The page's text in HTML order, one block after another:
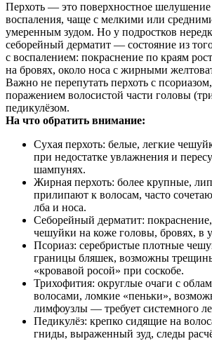
Перхоть — это поверхностное
воспаления, чаще с мелкими или
умеренным зудом. Но у подростков
себорейный дерматит — состояние из
с воспалением: покраснение по краям
на бровях, около носа с жирными
Важно не перепутать перхоть с
поражением волосистой части головы
педикулёзом.
На что обратить внимание:
Сухая перхоть: белые, легкие
при недостатке увлажнения и
шампунях.
Жирная перхоть: более крупные,
прилипают к волосам, часто
лба и носа.
Себорейный дерматит:
чешуйки на коже головы, бровях, в
Псориаз: серебристые плотные
границы бляшек, возможны
«кровавой росой» при соскобе.
Трихофития: округлые очаги с
волосами, ломкие «пеньки»,
лимфоузлы — требует системного
Педикулёз: крепко сидящие на
гниды, выраженный зуд, следы